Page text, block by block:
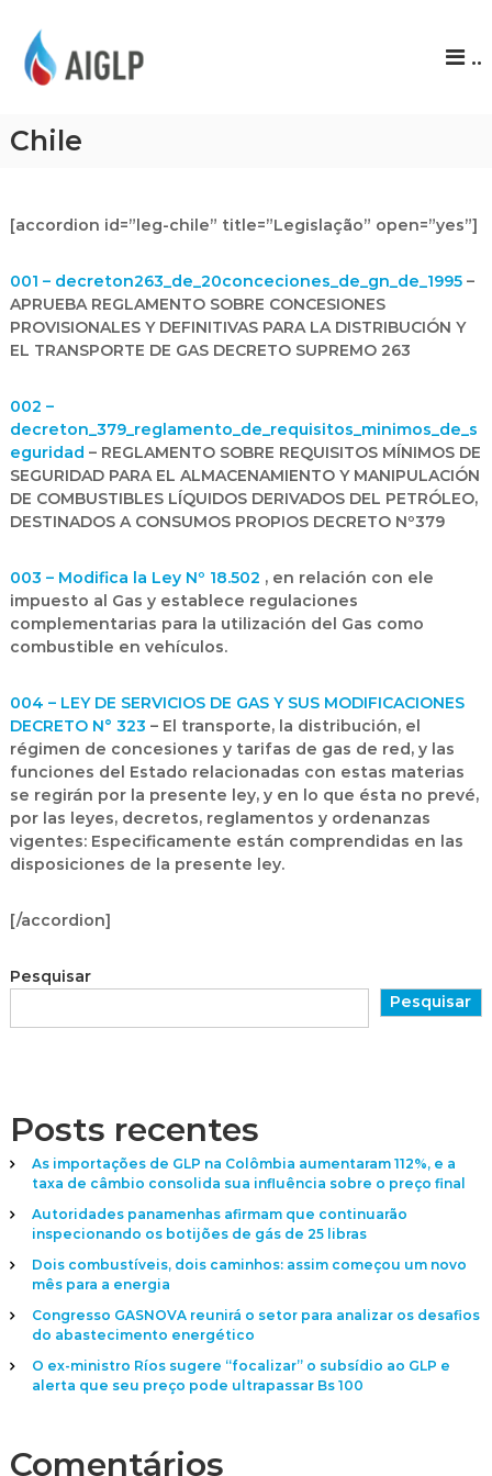
..
Chile
[accordion id=”leg-chile” title=”Legislação” open=”yes”]
001 – decreton263_de_20conceciones_de_gn_de_1995 –
APRUEBA REGLAMENTO SOBRE CONCESIONES
PROVISIONALES Y DEFINITIVAS PARA LA DISTRIBUCIÓN Y
EL TRANSPORTE DE GAS DECRETO SUPREMO 263
002 –
decreton_379_reglamento_de_requisitos_minimos_de_s
eguridad – REGLAMENTO SOBRE REQUISITOS MÍNIMOS DE
SEGURIDAD PARA EL ALMACENAMIENTO Y MANIPULACIÓN
DE COMBUSTIBLES LÍQUIDOS DERIVADOS DEL PETRÓLEO,
DESTINADOS A CONSUMOS PROPIOS DECRETO Nº379
003 – Modifica la Ley Nº 18.502 , en relación con ele
impuesto al Gas y establece regulaciones
complementarias para la utilización del Gas como
combustible en vehículos.
004 – LEY DE SERVICIOS DE GAS Y SUS MODIFICACIONES
DECRETO N° 323 – El transporte, la distribución, el
régimen de concesiones y tarifas de gas de red, y las
funciones del Estado relacionadas con estas materias
se regirán por la presente ley, y en lo que ésta no prevé,
por las leyes, decretos, reglamentos y ordenanzas
vigentes: Especificamente están comprendidas en las
disposiciones de la presente ley.
[/accordion]
Pesquisar
Pesquisar
Posts recentes
As importações de GLP na Colômbia aumentaram 112%, e a
taxa de câmbio consolida sua influência sobre o preço final
Autoridades panamenhas afirmam que continuarão
inspecionando os botijões de gás de 25 libras
Dois combustíveis, dois caminhos: assim começou um novo
mês para a energia
Congresso GASNOVA reunirá o setor para analizar os desafios
do abastecimento energético
O ex-ministro Ríos sugere “focalizar” o subsídio ao GLP e
alerta que seu preço pode ultrapassar Bs 100
Comentários